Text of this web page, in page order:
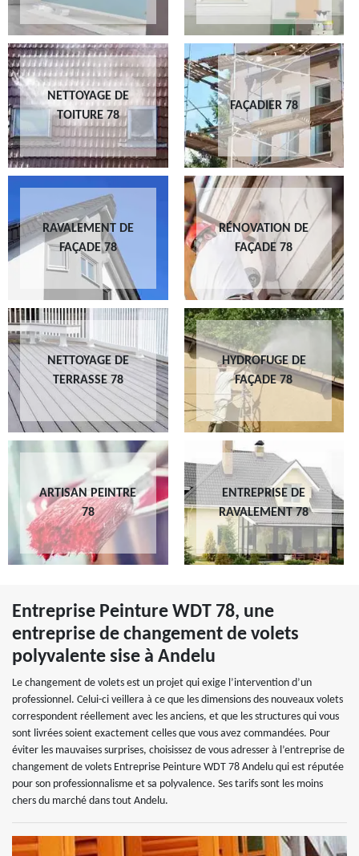
NETTOYAGE DE
TOITURE 78
FAÇADIER 78
RAVALEMENT DE
FAÇADE 78
RÉNOVATION DE
FAÇADE 78
NETTOYAGE DE
TERRASSE 78
HYDROFUGE DE
FAÇADE 78
ARTISAN PEINTRE
78
ENTREPRISE DE
RAVALEMENT 78
Entreprise Peinture WDT 78, une
entreprise de changement de volets
polyvalente sise à Andelu
Le changement de volets est un projet qui exige l’intervention d’un
professionnel. Celui-ci veillera à ce que les dimensions des nouveaux volets
correspondent réellement avec les anciens, et que les structures qui vous
sont livrées soient exactement celles que vous avez commandées. Pour
éviter les mauvaises surprises, choisissez de vous adresser à l’entreprise de
changement de volets Entreprise Peinture WDT 78 Andelu qui est réputée
pour son professionnalisme et sa polyvalence. Ses tarifs sont les moins
chers du marché dans tout Andelu.